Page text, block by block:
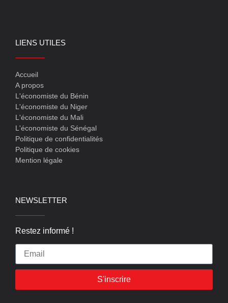
LIENS UTILES
Accueil
A propos
L'économiste du Bénin
L'économiste du Niger
L'économiste du Mali
L'économiste du Sénégal
Politique de confidentialités
Politique de cookies
Mention légale
NEWSLETTER
Restez informé !
S'inscrire